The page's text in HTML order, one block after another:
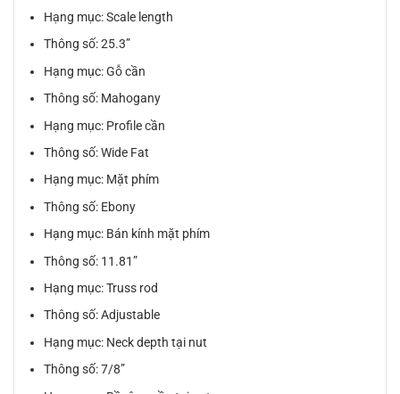
Hạng mục: Scale length
Thông số: 25.3”
Hạng mục: Gỗ cần
Thông số: Mahogany
Hạng mục: Profile cần
Thông số: Wide Fat
Hạng mục: Mặt phím
Thông số: Ebony
Hạng mục: Bán kính mặt phím
Thông số: 11.81”
Hạng mục: Truss rod
Thông số: Adjustable
Hạng mục: Neck depth tại nut
Thông số: 7/8”